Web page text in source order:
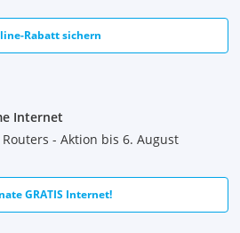
Rabatt sichern
Internet
- Aktion bis 6. August
GRATIS Internet!